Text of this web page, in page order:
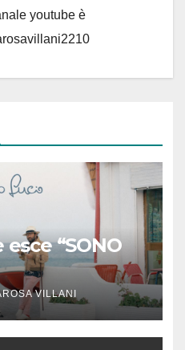
youtube è
“SONO
VILLANI